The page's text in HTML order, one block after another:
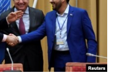
فرهنگ و زندگی
حقوق شهروندی
اقتصادی
علم و فناوری
مستندها
انتخابات ریاست جمهوری آمریکا ۲۰۲۴
حمله جمهوری اسلامی به اسرائیل
رمز مهسا
دنبال کنید
زبانهای مختلف